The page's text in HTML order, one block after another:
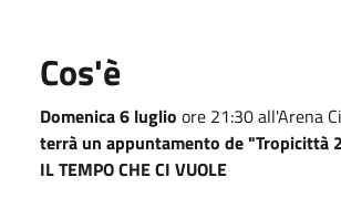
Cos'è
Domenica 6 luglio ore 21:30 all'Arena
terrà un appuntamento de "Tropicittà
IL TEMPO CHE CI VUOLE